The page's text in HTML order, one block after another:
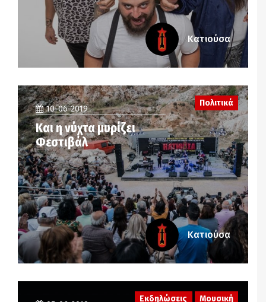
Κατιούσα
10-06-2019
Και η νύχτα μυρίζει
Φεστιβάλ
Πολιτικά
Κατιούσα
Εκδηλώσεις Μουσική